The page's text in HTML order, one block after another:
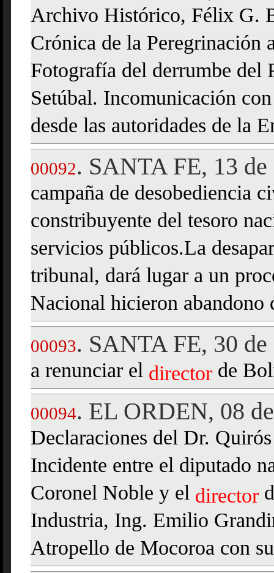
Archivo Histórico, Félix G.
Crónica de la Peregrinación
Fotografía del derrumbe del
Setúbal. Incomunicación
desde las autoridades de la
00092. SANTA FE, 13
campaña de desobediencia
constribuyente del tesoro
servicios públicos.La
tribunal, dará lugar a un
Nacional hicieron abandono
00093. SANTA FE, 30
a renunciar el director de
00094. EL ORDEN, 08
Declaraciones del Dr.
Incidente entre el diputado
Coronel Noble y el director
Industria, Ing. Emilio
Atropello de Mocoroa con